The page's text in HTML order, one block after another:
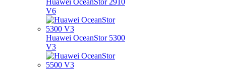
Huawei OceanStor 2910
V6
Huawei OceanStor 5300
V3